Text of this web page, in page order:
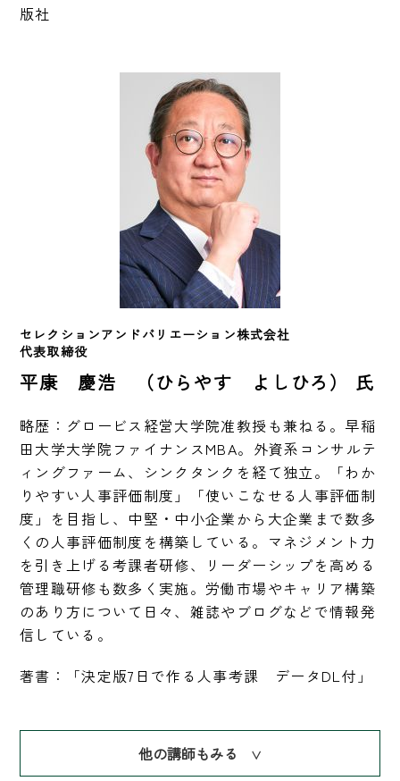
版社
セレクションアンドバリエーション株式会社
代表取締役
平康 慶浩 （ひらやす よしひろ） 氏
略歴：グロービス経営大学院准教授も兼ねる。早稲
田大学大学院ファイナンスMBA。外資系コンサルテ
ィングファーム、シンクタンクを経て独立。「わか
りやすい人事評価制度」「使いこなせる人事評価制
度」を目指し、中堅・中小企業から大企業まで数多
くの人事評価制度を構築している。マネジメント力
を引き上げる考課者研修、リーダーシップを高める
管理職研修も数多く実施。労働市場やキャリア構築
のあり方について日々、雑誌やブログなどで情報発
信している。
著書：「決定版7日で作る人事考課　データDL付」
他の講師もみる ∨